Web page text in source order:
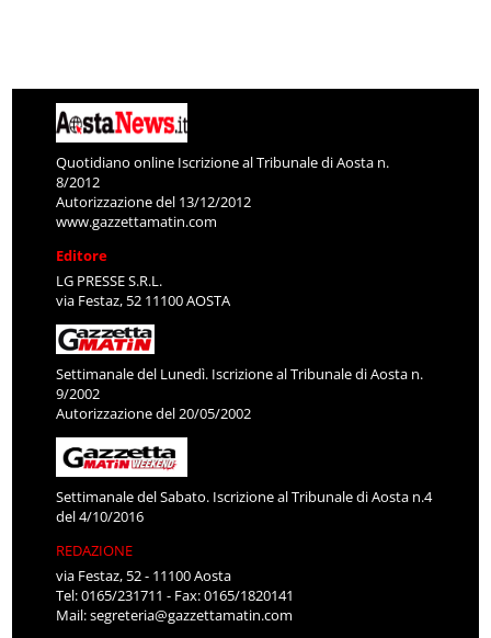
Quotidiano online Iscrizione al Tribunale di Aosta n.
8/2012
Autorizzazione del 13/12/2012
www.gazzettamatin.com
Editore
LG PRESSE S.R.L.
via Festaz, 52 11100 AOSTA
Settimanale del Lunedì. Iscrizione al Tribunale di Aosta n.
9/2002
Autorizzazione del 20/05/2002
Settimanale del Sabato. Iscrizione al Tribunale di Aosta n.4
del 4/10/2016
REDAZIONE
via Festaz, 52 - 11100 Aosta
Tel: 0165/231711 - Fax: 0165/1820141
Mail:segreteria@gazzettamatin.com